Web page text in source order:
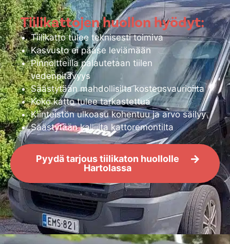
Tiilikattojen huollon hyödyt:
Tiilikatto tulee teknisesti toimiva
Kasvusto ei pääse leviämään
Pinnoitteilla palautetaan tiilen
vedenpitävyys
Säästytään mahdollisilta kosteusvaurioilta
Koko katto tulee tarkastettua
Kiinteistön ulkoasu kohentuu ja arvo säilyy
Säästytään kalliilta kattoremontilta
Pyydä tarjous tiilikaton huollolle
Hartolassa